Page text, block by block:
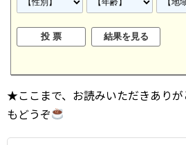
★ここまで、お読みいただきありが
もどうぞ